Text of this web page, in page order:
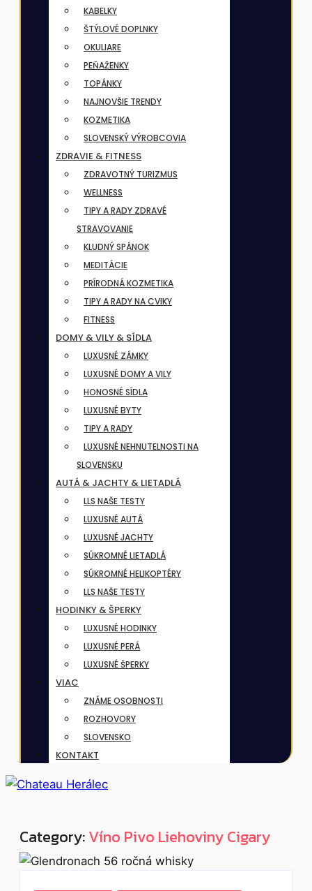
KABELKY
ŠTÝLOVÉ DOPLNKY
OKULIARE
PEŇAŽENKY
TOPÁNKY
NAJNOVŠIE TRENDY
KOZMETIKA
SLOVENSKÝ VÝROBCOVIA
ZDRAVIE & FITNESS
ZDRAVOTNÝ TURIZMUS
WELLNESS
TIPY A RADY ZDRAVÉ
STRAVOVANIE
KLUDNÝ SPÁNOK
MEDITÁCIE
PRÍRODNÁ KOZMETIKA
TIPY A RADY NA CVIKY
FITNESS
DOMY & VILY & SÍDLA
LUXUSNÉ ZÁMKY
LUXUSNÉ DOMY A VILY
HONOSNÉ SÍDLA
LUXUSNÉ BYTY
TIPY A RADY
LUXUSNÉ NEHNUTELNOSTI NA
SLOVENSKU
AUTÁ & JACHTY & LIETADLÁ
LLS NAŠE TESTY
LUXUSNÉ AUTÁ
LUXUSNÉ JACHTY
SÚKROMNÉ LIETADLÁ
SÚKROMNÉ HELIKOPTÉRY
LLS NAŠE TESTY
HODINKY & ŠPERKY
LUXUSNÉ HODINKY
LUXUSNÉ PERÁ
LUXUSNÉ ŠPERKY
VIAC
ZNÁME OSOBNOSTI
ROZHOVORY
SLOVENSKO
KONTAKT
Category:Víno Pivo Liehoviny Cigary